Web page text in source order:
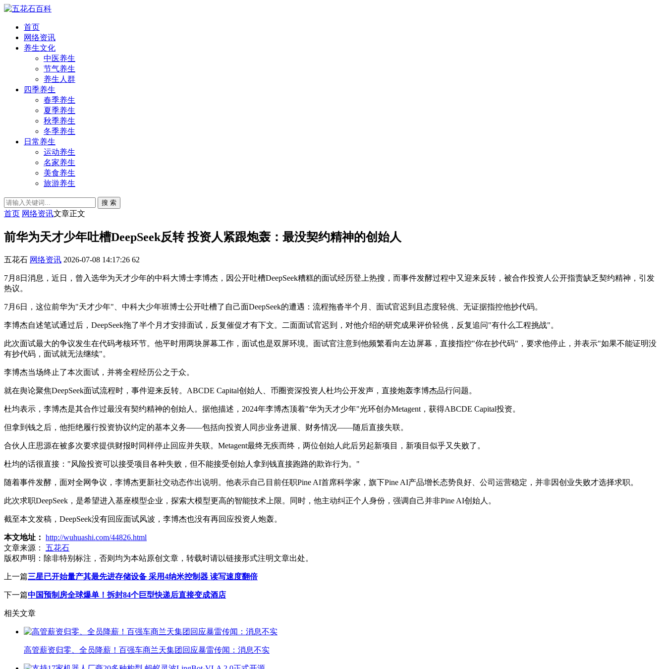
首页
网络资讯
养生文化
中医养生
节气养生
养生人群
四季养生
春季养生
夏季养生
秋季养生
冬季养生
日常养生
运动养生
名家养生
美食养生
旅游养生
搜 索
首页 网络资讯文章正文
前华为天才少年吐槽DeepSeek反转 投资人紧跟炮轰：最没契约精神的创始人
五花石 网络资讯 2026-07-08 14:17:26 62
7月8日消息，近日，曾入选华为天才少年的中科大博士李博杰，因公开吐槽DeepSeek糟糕的面试经历登上热搜，而事件发酵过程中又迎来反转，被合作投资人公开指责缺乏契约精神，引发
热议。
7月6日，这位前华为"天才少年"、中科大少年班博士公开吐槽了自己面DeepSeek的遭遇：流程拖沓半个月、面试官迟到且态度轻佻、无证据指控他抄代码。
李博杰自述笔试通过后，DeepSeek拖了半个月才安排面试，反复催促才有下文。二面面试官迟到，对他介绍的研究成果评价轻佻，反复追问"有什么工程挑战"。
此次面试最大的争议发生在代码考核环节。他平时用两块屏幕工作，面试也是双屏环境。面试官注意到他频繁看向左边屏幕，直接指控"你在抄代码"，要求他停止，并表示"如果不能证明没
有抄代码，面试就无法继续"。
李博杰当场终止了本次面试，并将全程经历公之于众。
就在舆论聚焦DeepSeek面试流程时，事件迎来反转。ABCDE Capital创始人、币圈资深投资人杜均公开发声，直接炮轰李博杰品行问题。
杜均表示，李博杰是其合作过最没有契约精神的创始人。据他描述，2024年李博杰顶着"华为天才少年"光环创办Metagent，获得ABCDE Capital投资。
但拿到钱之后，他拒绝履行投资协议约定的基本义务——包括向投资人同步业务进展、财务情况——随后直接失联。
合伙人庄思源在被多次要求提供财报时同样停止回应并失联。Metagent最终无疾而终，两位创始人此后另起新项目，新项目似乎又失败了。
杜均的话很直接："风险投资可以接受项目各种失败，但不能接受创始人拿到钱直接跑路的欺诈行为。"
随着事件发酵，面对全网争议，李博杰更新社交动态作出说明。他表示自己目前任职Pine AI首席科学家，旗下Pine AI产品增长态势良好、公司运营稳定，并非因创业失败才选择求职。
此次求职DeepSeek，是希望进入基座模型企业，探索大模型更高的智能技术上限。同时，他主动纠正个人身份，强调自己并非Pine AI创始人。
截至本文发稿，DeepSeek没有回应面试风波，李博杰也没有再回应投资人炮轰。
本文地址： http://wuhuashi.com/44826.html
文章来源：
五花石
版权声明： 除非特别标注，否则均为本站原创文章，转载时请以链接形式注明文章出处。
上一篇三星已开始量产其最先进存储设备 采用4纳米控制器 读写速度翻倍
下一篇中国预制房全球爆单！拆封84个巨型快递后直接变成酒店
相关文章
高管薪资归零、全员降薪！百强车商兰天集团回应暴雷传闻：消息不实